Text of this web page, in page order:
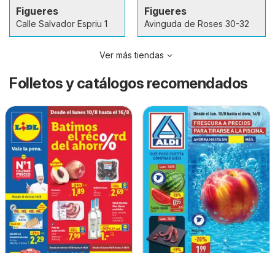
Figueres
Calle Salvador Espriu 1
Figueres
Avinguda de Roses 30-32
Ver más tiendas
Folletos y catálogos recomendados